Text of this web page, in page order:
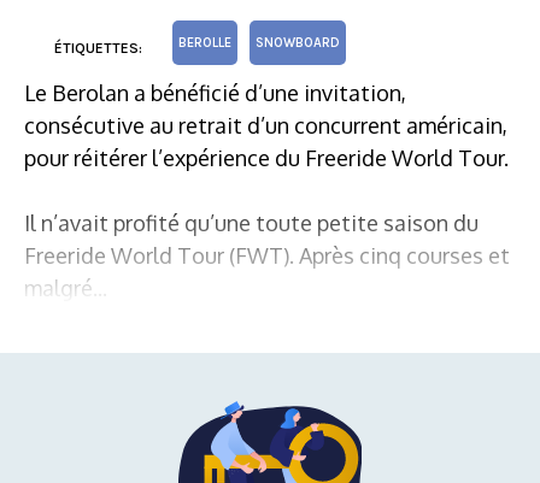
ÉTIQUETTES: BEROLLE SNOWBOARD
Le Berolan a bénéficié d’une invitation,
consécutive au retrait d’un concurrent américain,
pour réitérer l’expérience du Freeride World Tour.
Il n’avait profité qu’une toute petite saison du
Freeride World Tour (FWT). Après cinq courses et
malgré...